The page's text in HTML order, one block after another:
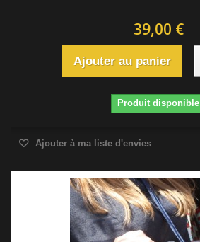
39,00 €
Ajouter au panier
Produit disponible
Ajouter à ma liste d'envies